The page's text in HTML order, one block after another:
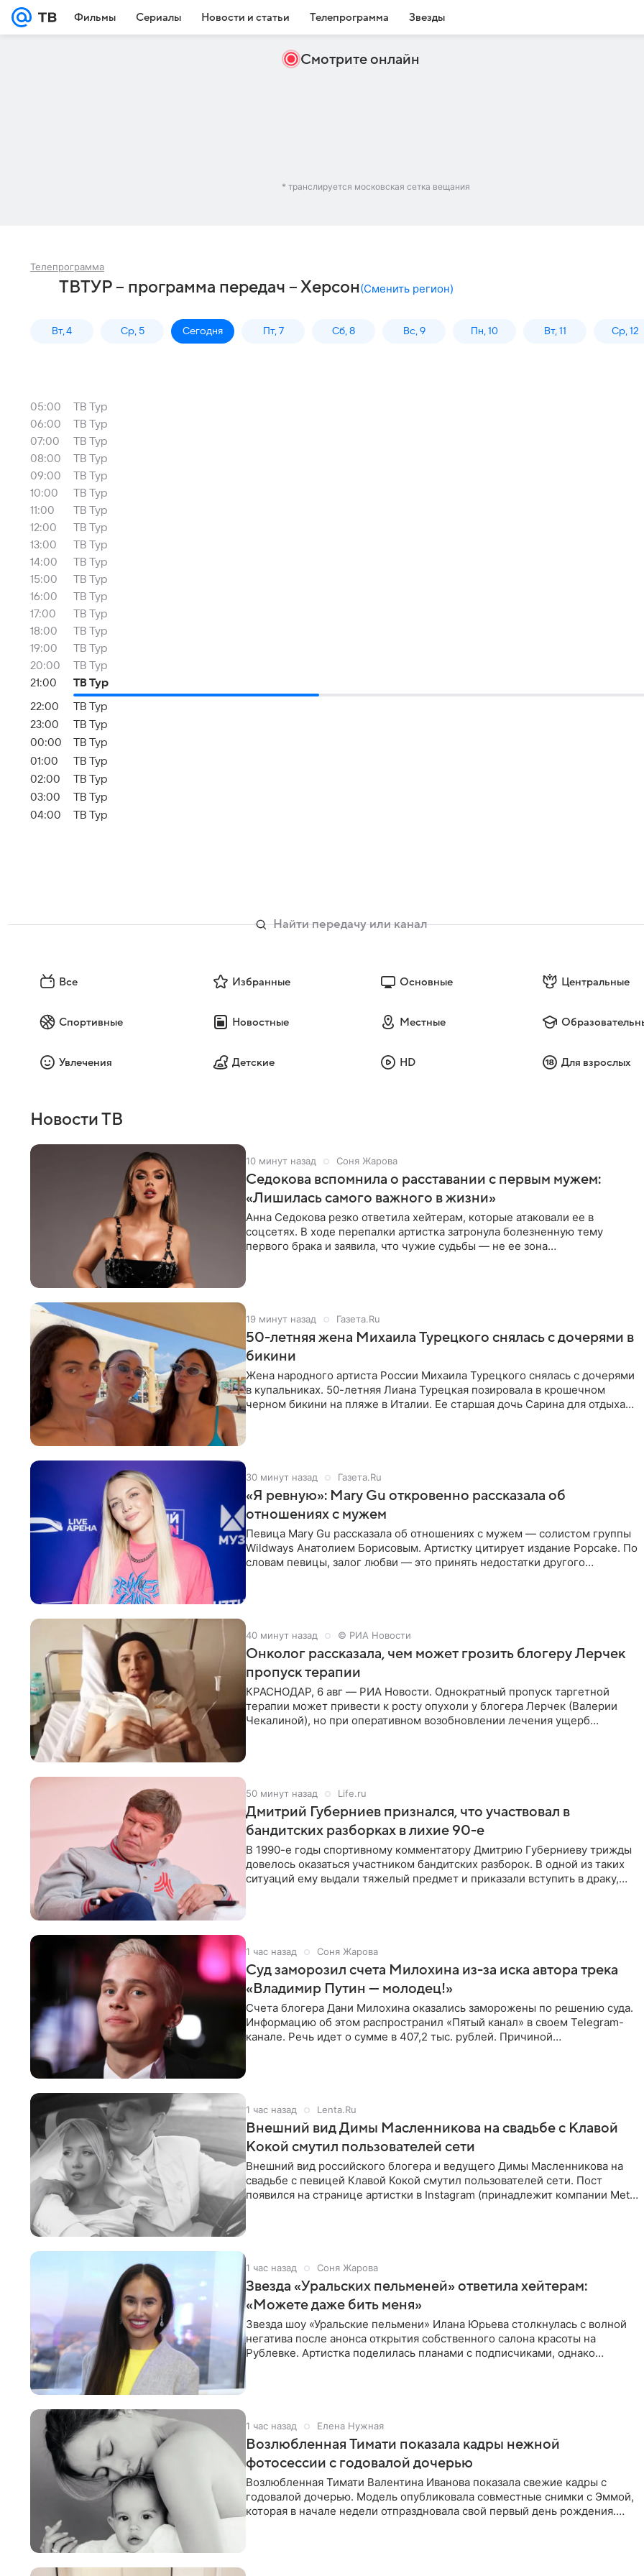
Фильмы Сериалы Новости и статьи Телепрограмма Звезды
Смотрите онлайн
* транслируется московская сетка вещания
Телепрограмма
ТВТУР – программа передач – Херсон(Сменить регион)
Вт, 4 Ср, 5 Сегодня Пт, 7 Сб, 8 Вс, 9 Пн, 10 Вт, 11 Ср, 12
05:00
ТВ Тур
06:00
ТВ Тур
07:00
ТВ Тур
08:00
ТВ Тур
09:00
ТВ Тур
10:00
ТВ Тур
11:00
ТВ Тур
12:00
ТВ Тур
13:00
ТВ Тур
14:00
ТВ Тур
15:00
ТВ Тур
16:00
ТВ Тур
17:00
ТВ Тур
18:00
ТВ Тур
19:00
ТВ Тур
20:00
ТВ Тур
21:00
ТВ Тур
22:00
ТВ Тур
23:00
ТВ Тур
00:00
ТВ Тур
01:00
ТВ Тур
02:00
ТВ Тур
03:00
ТВ Тур
04:00
ТВ Тур
Все Избранные Основные Центральные
Спортивные Новостные Местные
Увлечения Детские HD Для взрослых
Новости ТВ
10 минут назад Соня Жарова
Седокова вспомнила о расставании с первым мужем:
«Лишилась самого важного в жизни»
Анна Седокова резко ответила хейтерам, которые атаковали ее в
соцсетях. В ходе перепалки артистка затронула болезненную тему
первого брака и заявила, что чужие судьбы — не ее зона
19 минут назад Газета.Ru
50-летняя жена Михаила Турецкого снялась с дочерями в
бикини
Жена народного артиста России Михаила Турецкого снялась с дочерями
в купальниках. 50-летняя Лиана Турецкая позировала в крошечном
черном бикини на пляже в Италии. Ее старшая дочь Сарина для отдыха
30 минут назад Газета.Ru
«Я ревную»: Mary Gu откровенно рассказала об
отношениях с мужем
Певица Mary Gu рассказала об отношениях с мужем — солистом группы
Wildways Анатолием Борисовым. Артистку цитирует издание Popcake. По
словам певицы, залог любви — это принять недостатки другого
40 минут назад © РИА Новости
Онколог рассказала, чем может грозить блогеру Лерчек
пропуск терапии
КРАСНОДАР, 6 авг — РИА Новости. Однократный пропуск таргетной
терапии может привести к росту опухоли у блогера Лерчек (Валерии
Чекалиной), но при оперативном возобновлении лечения ущерб
50 минут назад Life.ru
Дмитрий Губерниев признался, что участвовал в
бандитских разборках в лихие 90-е
В 1990-е годы спортивному комментатору Дмитрию Губерниеву трижды
довелось оказаться участником бандитских разборок. В одной из таких
ситуаций ему выдали тяжелый предмет и приказали вступить в драку,
1 час назад Соня Жарова
Суд заморозил счета Милохина из-за иска автора трека
«Владимир Путин — молодец!»
Счета блогера Дани Милохина оказались заморожены по решению суда.
Информацию об этом распространил «Пятый канал» в своем Telegram-
канале. Речь идет о сумме в 407,2 тыс. рублей. Причиной
1 час назад Lenta.Ru
Внешний вид Димы Масленникова на свадьбе с Клавой
Кокой смутил пользователей сети
Внешний вид российского блогера и ведущего Димы Масленникова на
свадьбе с певицей Клавой Кокой смутил пользователей сети. Пост
появился на странице артистки в Instagram (принадлежит компании Meta,
1 час назад Соня Жарова
Звезда «Уральских пельменей» ответила хейтерам:
«Можете даже бить меня»
Звезда шоу «Уральские пельмени» Илана Юрьева столкнулась с волной
негатива после анонса открытия собственного салона красоты на
Рублевке. Артистка поделилась планами с подписчиками, однако
1 час назад Елена Нужная
Возлюбленная Тимати показала кадры нежной
фотосессии с годовалой дочерью
Возлюбленная Тимати Валентина Иванова показала свежие кадры с
годовалой дочерью. Модель опубликовала совместные снимки с Эммой,
которая в начале недели отпраздновала свой первый день рождения.